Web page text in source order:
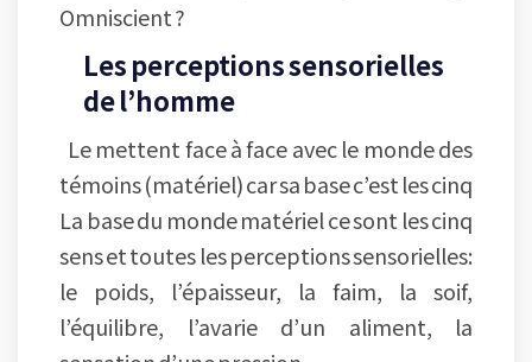
Omniscient ?
Les perceptions sensorielles
de l’homme
Le mettent face à face avec le monde des
témoins (matériel) car sa base c’est les cinq
La base du monde matériel ce sont les cinq
sens et toutes les perceptions sensorielles:
le poids, l’épaisseur, la faim, la soif,
l’équilibre, l’avarie d’un aliment, la